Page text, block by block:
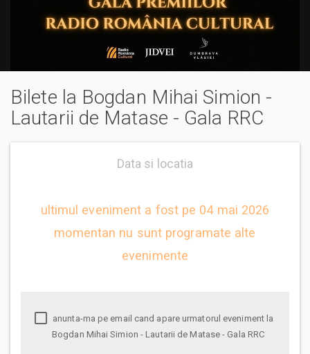
Bilete la Bogdan Mihai Simion -
Lautarii de Matase - Gala RRC
Data si locatia
ultimul eveniment a fost pe 04 mai 2026
momentan nu sunt programate alte
evenimente
Bogdan Mihai Simion - Lautarii de Matase - Gala RRC